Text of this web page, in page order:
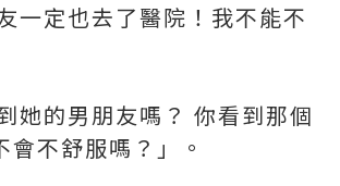
一定也去了醫院！我不能不
她的男朋友嗎？ 你看到那個
會不舒服嗎？」。